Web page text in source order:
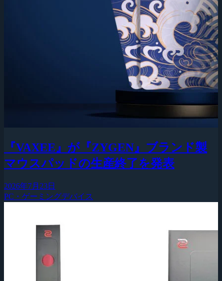
『VAXEE』が『ZYGEN』ブランド製
マウスパッドの生産終了を発表
2026年7月23日
PC・ゲーミングデバイス